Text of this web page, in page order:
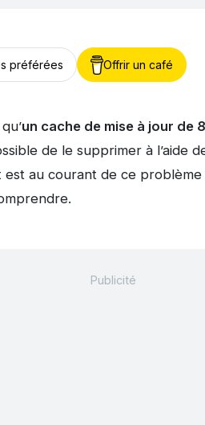
préférées Offrir un café
un cache de mise à jour de
de le supprimer à l’aide
au courant de ce